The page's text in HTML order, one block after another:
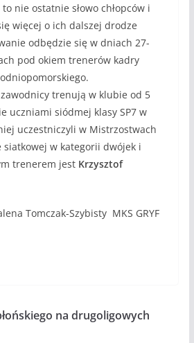
nie ostatnie słowo chłopców i
więcej o ich dalszej drodze
odbędzie się w dniach 27-
pod okiem trenerów kadry
zawodnicy trenują w klubie od 5
uczniami siódmej klasy SP7 w
uczestniczyli w Mistrzostwach
siatkowej w kategorii dwójek i
trenerem jest Krzysztof
Tomczak-Szybisty MKS GRYF
na drugoligowych